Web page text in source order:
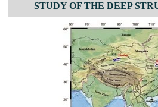
STUDY OF THE DEEP